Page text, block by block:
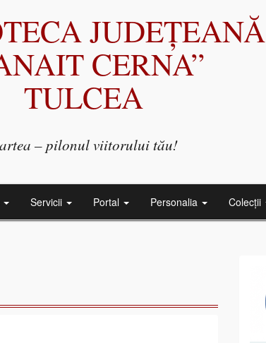
JUDEȚEANĂ
CERNA”
TULCEA
– pilonul viitorului tău!
Servicii Portal Personalia Colecții